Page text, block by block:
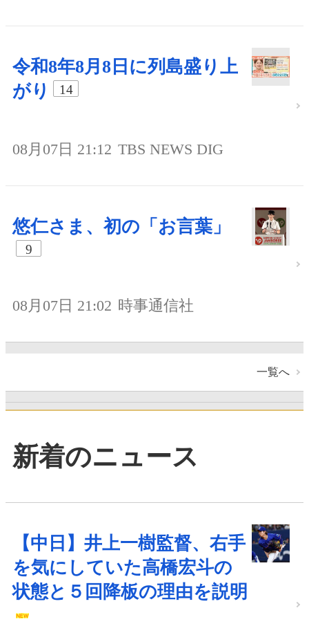
令和8年8月8日に列島盛り上
がり
14
08月07日 21:12 TBS NEWS DIG
悠仁さま、初の「お言葉」
9
08月07日 21:02 時事通信社
一覧へ
新着のニュース
【中日】井上一樹監督、右手
を気にしていた高橋宏斗の
状態と５回降板の理由を説明